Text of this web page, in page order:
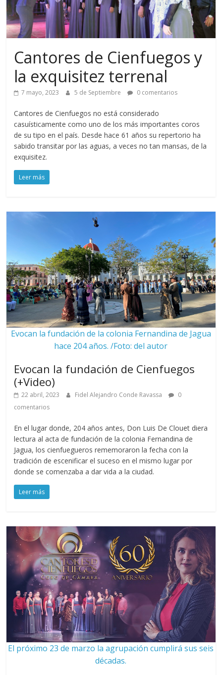
Cantores de Cienfuegos y
la exquisitez terrenal
7 mayo, 2023 5 de Septiembre 0 comentarios
Cantores de Cienfuegos no está considerado
casuísticamente como uno de los más importantes coros
de su tipo en el país. Desde hace 61 años su repertorio ha
sabido transitar por las aguas, a veces no tan mansas, de la
exquisitez.
Leer más
Evocan la fundación de la colonia Fernandina de Jagua
hace 204 años. /Foto: del autor
Evocan la fundación de Cienfuegos
(+Video)
22 abril, 2023 Fidel Alejandro Conde Ravassa
0
comentarios
En el lugar donde, 204 años antes, Don Luis De Clouet diera
lectura al acta de fundación de la colonia Fernandina de
Jagua, los cienfuegueros rememoraron la fecha con la
tradición de escenificar el suceso en el mismo lugar por
donde se comenzaba a dar vida a la ciudad.
Leer más
El próximo 23 de marzo la agrupación cumplirá sus seis
décadas.